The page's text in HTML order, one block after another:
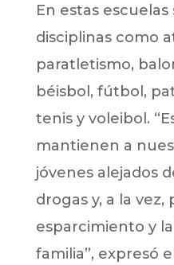
En estas
disciplinas como
paratletismo,
béisbol, fútbol,
tenis y voleibol.
mantienen a
jóvenes alejados
drogas y, a la
esparcimiento y
familia”, expresó